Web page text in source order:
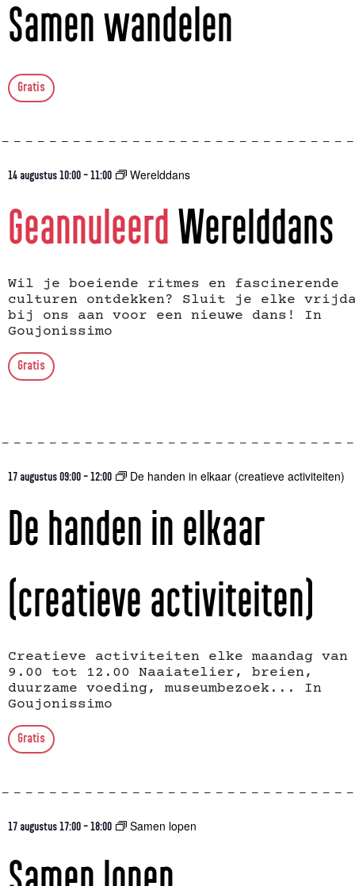
Samen wandelen
Gratis
Geannuleerd Werelddans
14 augustus 10:00-11:00 Werelddans
Wil je boeiende ritmes en fascinerende
culturen ontdekken? Sluit je elke
bij ons aan voor een nieuwe dans! In
Goujonissimo
Gratis
De handen in elkaar
(creatieve activiteiten)
17 augustus 09:00-12:00 De handen in elkaar (creatieve activiteiten)
Creatieve activiteiten elke maandag van
9.00 tot 12.00 Naaiatelier, breien,
duurzame voeding, museumbezoek... In
Goujonissimo
Gratis
17 augustus 17:00-18:00 Samen lopen